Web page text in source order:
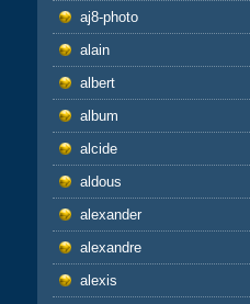
aj8-photo
alain
albert
album
alcide
aldous
alexander
alexandre
alexis